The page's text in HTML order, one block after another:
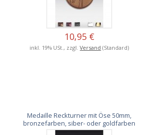
10,95 €
inkl. 19% USt., zzgl.Versand (Standard)
Medaille Reckturner mit Öse 50mm,
bronzefarben, siber- oder goldfarben